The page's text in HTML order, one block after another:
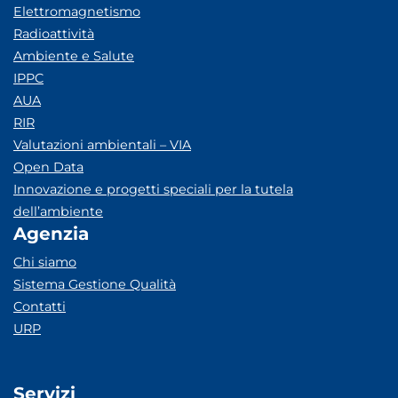
Elettromagnetismo
Radioattività
Ambiente e Salute
IPPC
AUA
RIR
Valutazioni ambientali – VIA
Open Data
Innovazione e progetti speciali per la tutela
dell’ambiente
Agenzia
Chi siamo
Sistema Gestione Qualità
Contatti
URP
Servizi